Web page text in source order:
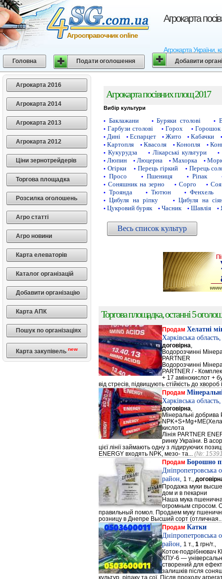
Агрокарта
Агрокарта України,
Агросправочник online
Головна Подати оголошення Добавити
Агрокарта 2016
Агрокарта 2014
Агрокарта 2013
Агрокарта 2012
Ціни зернотрейдерів
Торгова площадка
Розсилка оголошень
Агро статті
Агро новини
Карта елеваторів
Каталог організацій
Добавити організацію
Карта АПК
Пошук по організаціях
Карта закупівель new
Агрокарта посівних площ 2017
Вибір культури
• Баклажани • Буряки столові •
• Гарбузи столові • Горох • Горошок
• Дині • Еспарцет • Жито • Кабачки
•
• Картопля • Квасоля • Конопля •
• Кукурудза • Лікарські культури
•
• Люпин • Люцерна • Махорка •
• Огірки • Перець гіркий • Перець
• Просо • Пшениця • Ріпак
• Соняшник на зерно • Сорго • Соя
• Троянда • Тютюн • Фенхель
• Цибуля на ріпку • Цибуля на
• Цукровий буряк • Часник • Шавлія •
Весь список культур
Торгова площадка, останні 5
Продам Хелатні
Харківська
договірна
Водорозчинні
PARTNER
Водорозчинні
PARTNER / -
+ 17 амінокислот +
від стресів, підвищують стійкість до хвороб
Продам
Харківська
договірна
Мінеральні добрива
кислота
Лінія PARTNER
ринку України. В
цієї лінії займають одну з лідируючих
ENERGY входять NPK, мезо- та... (№:
Продам Борошно
Дніпропетровська
район, 1 т.,
Продажа муки
дом и в пекарни
Наша мука
огромным спросом.
правильный помол. Продаем муку
розницу в Днепре Высший сорт
Продам Катки
Дніпропетровська
район, 1 т., 1 грн/т.,
Коток-подрібнювач
КПУ-6 —
створений для
залишків після
культур, ріпаку та сої. Після проходу